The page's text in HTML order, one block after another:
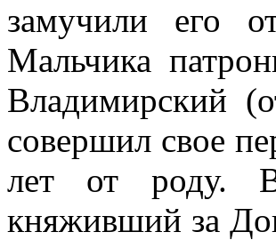
замучили его
Мальчика
Владимирский
совершил свое
лет от роду.
княживший за